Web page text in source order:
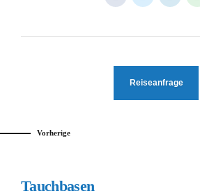
Reiseanfrage
Vorherige
Tauchbasen